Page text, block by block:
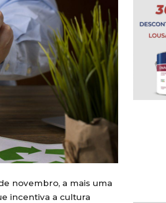
novembro, a mais uma
incentiva a cultura